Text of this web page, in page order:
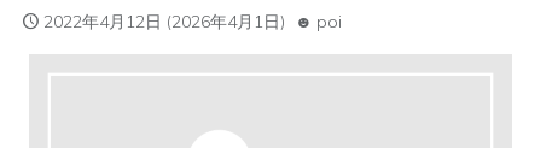
2022年4月12日 (2026年4月1日) poi